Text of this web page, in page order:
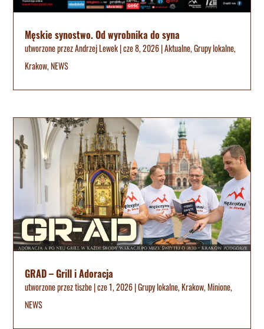
Męskie synostwo. Od wyrobnika do syna
utworzone przezAndrzej Lewek|cze 8, 2026|Aktualne,Grupy lokalne,
Krakow,NEWS
GRAD – Grill i Adoracja
utworzone przeztiszbe|cze 1, 2026|Grupy lokalne,Krakow,Minione,
NEWS